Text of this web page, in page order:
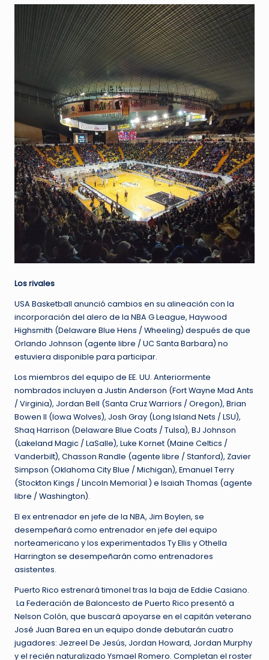
Los rivales
USA Basketball anunció cambios en su alineación con la
incorporación del alero de la NBA G League, Haywood
Highsmith (Delaware Blue Hens / Wheeling) después de que
Orlando Johnson (agente libre / UC Santa Barbara) no
estuviera disponible para participar.
Los miembros del equipo de EE. UU. Anteriormente
nombrados incluyen a Justin Anderson (Fort Wayne Mad Ants
/ Virginia), Jordan Bell (Santa Cruz Warriors / Oregon), Brian
Bowen II (Iowa Wolves), Josh Gray (Long Island Nets / LSU),
Shaq Harrison (Delaware Blue Coats / Tulsa), BJ Johnson
(Lakeland Magic / LaSalle), Luke Kornet (Maine Celtics /
Vanderbilt), Chasson Randle (agente libre / Stanford), Zavier
Simpson (Oklahoma City Blue / Michigan), Emanuel Terry
(Stockton Kings / Lincoln Memorial ) e Isaiah Thomas (agente
libre / Washington).
El ex entrenador en jefe de la NBA, Jim Boylen, se
desempeñará como entrenador en jefe del equipo
norteamericano y los experimentados Ty Ellis y Othella
Harrington se desempeñarán como entrenadores
asistentes.
Puerto Rico estrenará timonel tras la baja de Eddie Casiano.
La Federación de Baloncesto de Puerto Rico presentó a
Nelson Colón, que buscará apoyarse en el capitán veterano
José Juan Barea en un equipo donde debutarán cuatro
jugadores: Jezreel De Jesús, Jordan Howard, Jordan Murphy
y el recién naturalizado Ysmael Romero. Completan el roster